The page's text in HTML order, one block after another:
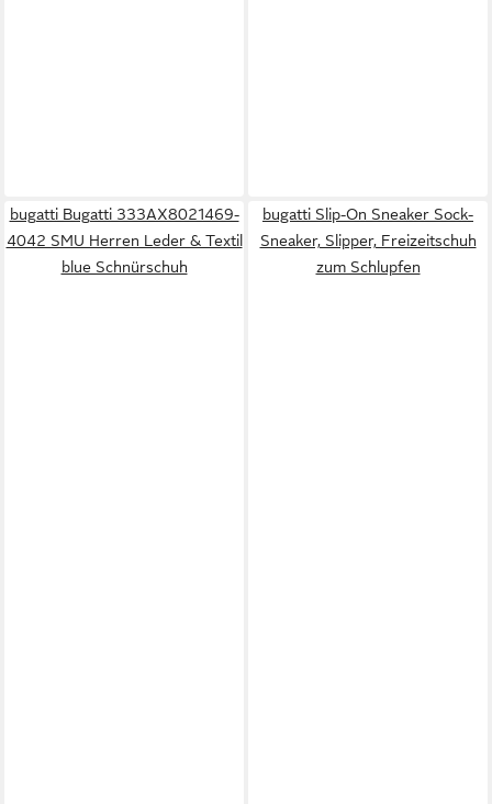
bugatti Bugatti 333AX8021469-
4042 SMU Herren Leder & Textil
blue Schnürschuh
bugatti Slip-On Sneaker Sock-
Sneaker, Slipper, Freizeitschuh
zum Schlupfen